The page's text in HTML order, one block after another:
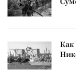
Как